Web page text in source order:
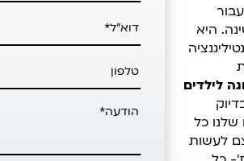
היא
לילדים
כל
לעשות